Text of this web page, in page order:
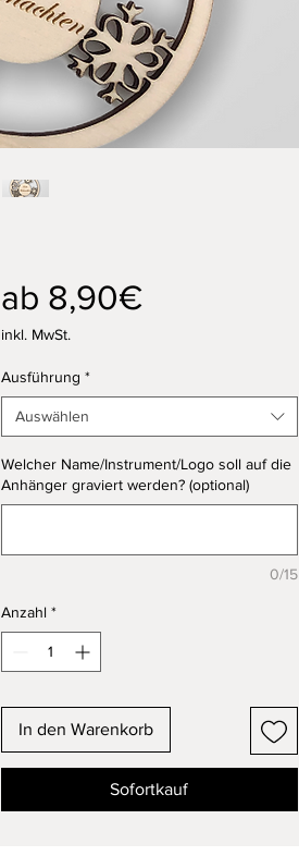
ab 8,90€Sale-
inkl. MwSt.
Ausführung *
Auswählen
Welcher Name/Instrument/Logo soll auf die
Anhänger graviert werden? (optional)
0/15
Anzahl *
In den Warenkorb
Sofortkauf